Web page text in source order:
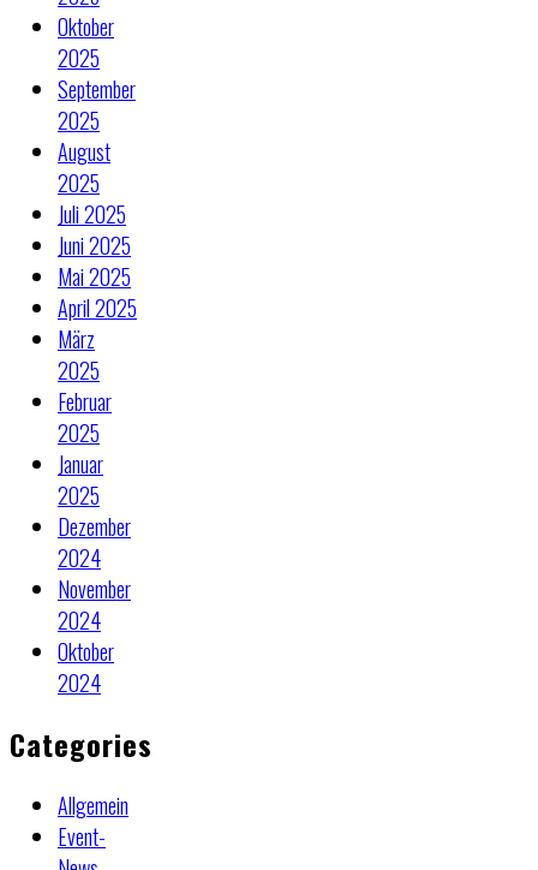
Oktober
2025
September
2025
August
2025
Juli 2025
Juni 2025
Mai 2025
April 2025
März
2025
Februar
2025
Januar
2025
Dezember
2024
November
2024
Oktober
2024
Categories
Allgemein
Event-